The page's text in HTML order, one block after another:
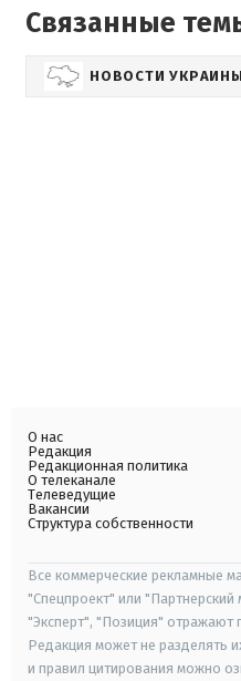
Связанные
НОВОСТИ
О нас
Редакция
Редакционная политика
О телеканале
Телеведущие
Вакансии
Структура собственности
Все коммерческие рекламные
"Спецпроект" или
"Эксперт", "Позиция" отражают
Редакция может не разделять
и правил цитирования можно